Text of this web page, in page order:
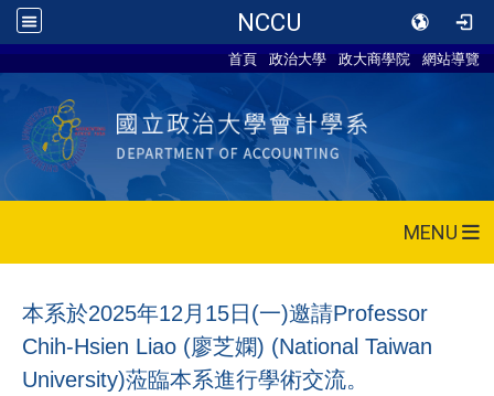
NCCU
首頁 政治大學 政大商學院 網站導覽
MENU
本系於2025年12月15日(一)邀請Professor
Chih-Hsien Liao (廖芝嫻) (National Taiwan
University)蒞臨本系進行學術交流。